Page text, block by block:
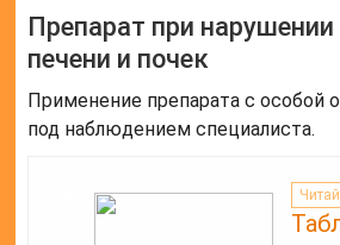
Препарат при
печени и почек
Применение препарата с особой
под наблюдением специалиста.